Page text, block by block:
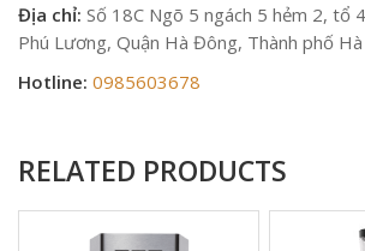
Địa chỉ: Số 18C Ngõ 5 ngách 5 hẻm 2, tổ
Phú Lương, Quận Hà Đông, Thành phố
Hotline: 0985603678
RELATED PRODUCTS